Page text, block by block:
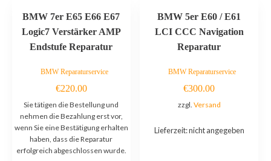
BMW 7er E65 E66 E67
Logic7 Verstärker AMP
Endstufe Reparatur
BMW Reparaturservice
€220.00
Sie tätigen die Bestellung und
nehmen die Bezahlung erst vor,
wenn Sie eine Bestätigung erhalten
haben, dass die Reparatur
erfolgreich abgeschlossen wurde.
BMW 5er E60 / E61
LCI CCC Navigation
Reparatur
BMW Reparaturservice
€300.00
zzgl. Versand
Lieferzeit: nicht angegeben